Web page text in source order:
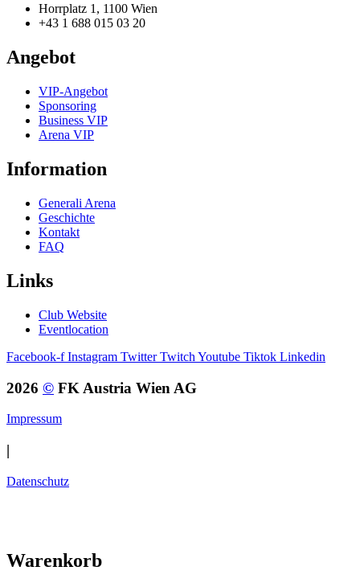
Horrplatz 1, 1100 Wien
+43 1 688 015 03 20
Angebot
VIP-Angebot
Sponsoring
Business VIP
Arena VIP
Information
Generali Arena
Geschichte
Kontakt
FAQ
Links
Club Website
Eventlocation
Facebook-f Instagram Twitter Twitch Youtube Tiktok Linkedin
2026 © FK Austria Wien AG
Impressum
|
Datenschutz
Warenkorb